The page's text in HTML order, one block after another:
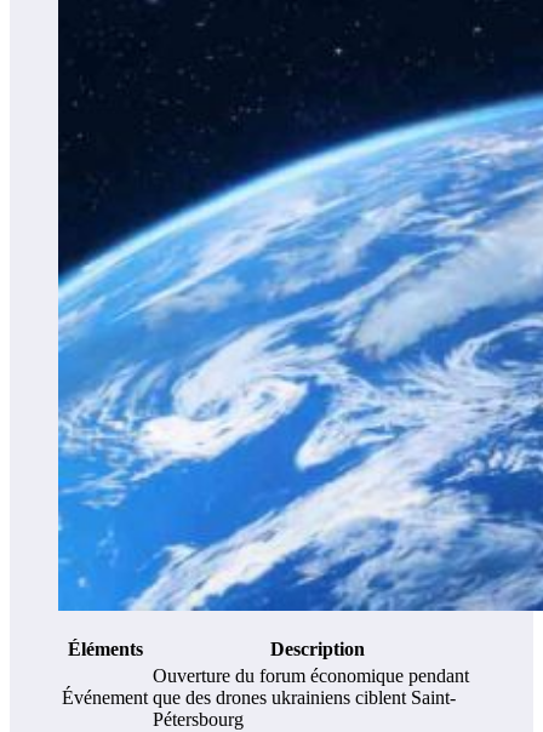
Éléments Description
Événement
Ouverture du forum économique pendant
que des drones ukrainiens ciblent Saint-
Pétersbourg